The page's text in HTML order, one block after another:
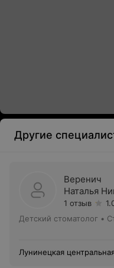
Другие
Веренич
Наталья
1 отзыв
Детский стоматолог •
Лунинецкая